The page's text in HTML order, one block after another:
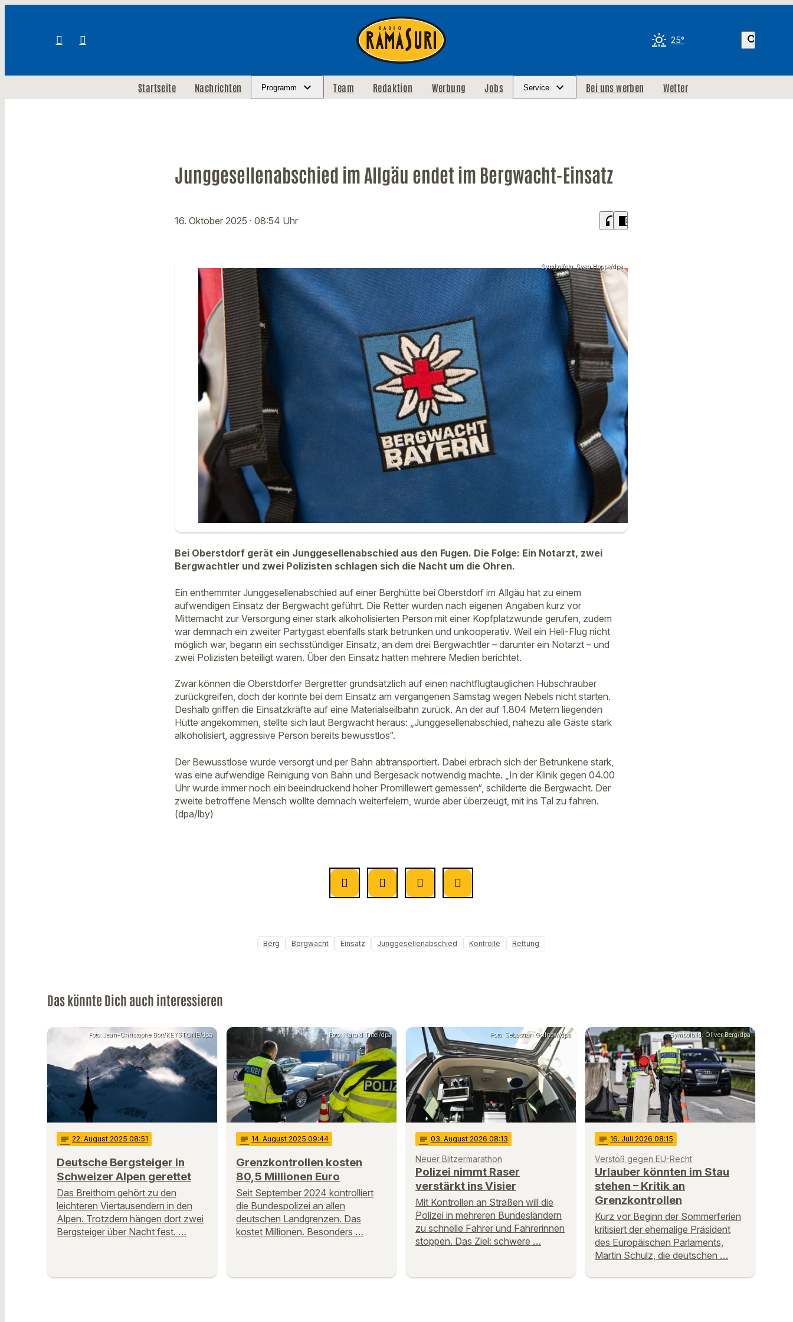
25° search
Startseite Nachrichten Programm Team Redaktion Werbung Jobs Service Bei uns werben Wetter
Junggesellenabschied im Allgäu endet im Bergwacht-Einsatz
16. Oktober 2025 · 08:54 Uhr headphones chrome_reader_mode
Symbolfoto: Sven Hoppe/dpa
Bei Oberstdorf gerät ein Junggesellenabschied aus den Fugen. Die Folge: Ein Notarzt, zwei
Bergwachtler und zwei Polizisten schlagen sich die Nacht um die Ohren.
Ein enthemmter Junggesellenabschied auf einer Berghütte bei Oberstdorf im Allgäu hat zu einem
aufwendigen Einsatz der Bergwacht geführt. Die Retter wurden nach eigenen Angaben kurz vor
Mitternacht zur Versorgung einer stark alkoholisierten Person mit einer Kopfplatzwunde gerufen, zudem
war demnach ein zweiter Partygast ebenfalls stark betrunken und unkooperativ. Weil ein Heli-Flug nicht
möglich war, begann ein sechsstündiger Einsatz, an dem drei Bergwachtler – darunter ein Notarzt – und
zwei Polizisten beteiligt waren. Über den Einsatz hatten mehrere Medien berichtet.
Zwar können die Oberstdorfer Bergretter grundsätzlich auf einen nachtflugtauglichen Hubschrauber
zurückgreifen, doch der konnte bei dem Einsatz am vergangenen Samstag wegen Nebels nicht starten.
Deshalb griffen die Einsatzkräfte auf eine Materialseilbahn zurück. An der auf 1.804 Metern liegenden
Hütte angekommen, stellte sich laut Bergwacht heraus: „Junggesellenabschied, nahezu alle Gäste stark
alkoholisiert, aggressive Person bereits bewusstlos“.
Der Bewusstlose wurde versorgt und per Bahn abtransportiert. Dabei erbrach sich der Betrunkene stark,
was eine aufwendige Reinigung von Bahn und Bergesack notwendig machte. „In der Klinik gegen 04.00
Uhr wurde immer noch ein beeindruckend hoher Promillewert gemessen“, schilderte die Bergwacht. Der
zweite betroffene Mensch wollte demnach weiterfeiern, wurde aber überzeugt, mit ins Tal zu fahren.
(dpa/lby)
Berg Bergwacht Einsatz Junggesellenabschied Kontrolle Rettung
Das könnte Dich auch interessieren
Foto: Jean-Christophe Bott/KEYSTONE/dpa
notes 22. August 2025 08:51
Deutsche Bergsteiger in
Schweizer Alpen gerettet
Das Breithorn gehört zu den
leichteren Viertausendern in den
Alpen. Trotzdem hängen dort zwei
Bergsteiger über Nacht fest. …
Foto: Harald Tittel/dpa
notes 14. August 2025 09:44
Grenzkontrollen kosten
80,5 Millionen Euro
Seit September 2024 kontrolliert
die Bundespolizei an allen
deutschen Landgrenzen. Das
kostet Millionen. Besonders …
Foto: Sebastian Gollnow/dpa
notes 03. August 2026 08:13
Neuer Blitzermarathon
Polizei nimmt Raser
verstärkt ins Visier
Mit Kontrollen an Straßen will die
Polizei in mehreren Bundesländern
zu schnelle Fahrer und Fahrerinnen
stoppen. Das Ziel: schwere …
Symbolbild: Oliver Berg/dpa
notes 16. Juli 2026 08:15
Verstoß gegen EU-Recht
Urlauber könnten im Stau
stehen – Kritik an
Grenzkontrollen
Kurz vor Beginn der Sommerferien
kritisiert der ehemalige Präsident
des Europäischen Parlaments,
Martin Schulz, die deutschen …